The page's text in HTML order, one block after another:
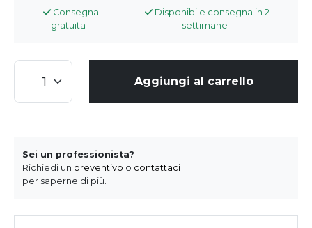
Consegna
gratuita
Disponibile consegna in 2
settimane
Aggiungi al carrello
Sei un professionista?
Richiedi un preventivo o contattaci
per saperne di più.